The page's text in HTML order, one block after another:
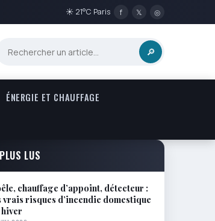
☀ 21°C Paris f 𝕏 ◎
🔎
ÉNERGIE ET CHAUFFAGE
LUS
chauffage d’appoint, détecteur :
vrais risques d’incendie domestique
hiver